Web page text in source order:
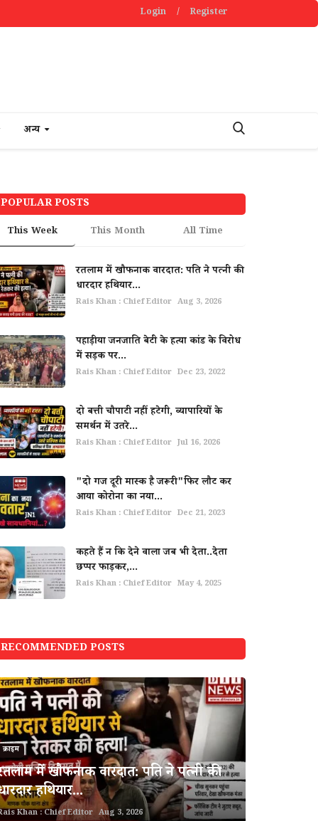
Login / Register
अन्य
POPULAR POSTS
This Week This Month All Time
रतलाम में खौफनाक वारदात: पति ने पत्नी की
धारदार हथियार...
Rais Khan : Chief Editor Aug 3, 2026
पहाड़ीया जनजाति बेटी के हत्या कांड के विरोध
में सड़क पर...
Rais Khan : Chief Editor Dec 23, 2022
दो बत्ती चौपाटी नहीं हटेगी, व्यापारियों के
समर्थन में उतरे...
Rais Khan : Chief Editor Jul 16, 2026
"दो गज दूरी मास्क है जरूरी"फिर लौट कर
आया कोरोना का नया...
Rais Khan : Chief Editor Dec 21, 2023
कहते हैं न कि देने वाला जब भी देता..देता
छप्पर फाड़कर,...
Rais Khan : Chief Editor May 4, 2025
RECOMMENDED POSTS
क्राइम
में खौफनाक वारदात: पति ने पत्नी की
हथियार...
Khan : Chief Editor Aug 3, 2026